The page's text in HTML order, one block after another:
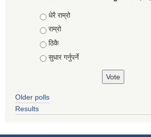
Choices
धेरै राम्रो
राम्रो
ठिकै
सुधार गर्नुपर्ने
Older polls
Results